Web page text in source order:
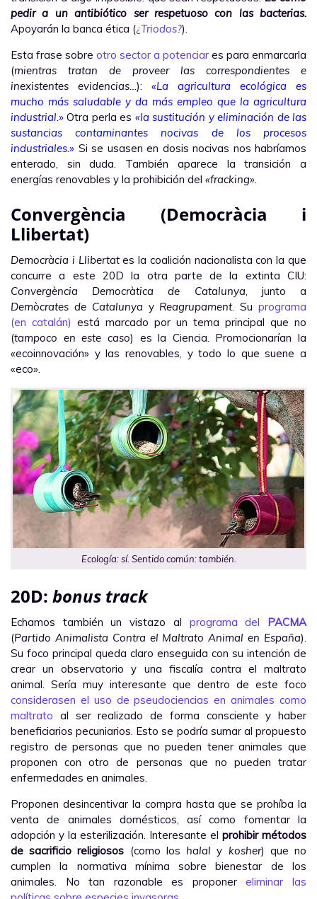
pedir a un antibiótico ser respetuoso con las bacterias.
Apoyarán la banca ética (¿Triodos?).
Esta frase sobre otro sector a potenciar es para enmarcarla
(mientras tratan de proveer las correspondientes e
inexistentes evidencias…): «La agricultura ecológica es
mucho más saludable y da más empleo que la agricultura
industrial.» Otra perla es «la sustitución y eliminación de las
sustancias contaminantes nocivas de los procesos
industriales.» Si se usasen en dosis nocivas nos habríamos
enterado, sin duda. También aparece la transición a
energías renovables y la prohibición del «fracking».
Convergència (Democràcia i
Llibertat)
Democràcia i Llibertates la coalición nacionalista con la que
concurre a este 20D la otra parte de la extinta CIU:
Convergència Democràtica de Catalunya, junto a
Demòcrates de Catalunya y Reagrupament. Suprograma
(en catalán) está marcado por un tema principal que no
(tampoco en este caso) es la Ciencia. Promocionarían la
«ecoinnovación» y las renovables, y todo lo que suene a
«eco».
Ecología: sí. Sentido común: también.
20D: bonus track
Echamos también un vistazo al programa del PACMA
(Partido Animalista Contra el Maltrato Animal en España).
Su foco principal queda claro enseguida con su intención de
crear un observatorio y una fiscalía contra el maltrato
animal. Sería muy interesante que dentro de este foco
considerasen el uso de pseudociencias en animales como
maltrato al ser realizado de forma consciente y haber
beneficiarios pecuniarios. Esto se podría sumar al propuesto
registro de personas que no pueden tener animales que
proponen con otro de personas que no pueden tratar
enfermedades en animales.
Proponen desincentivar la compra hasta que se prohíba la
venta de animales domésticos, así como fomentar la
adopción y la esterilización. Interesante el prohibir métodos
de sacrificio religiosos (como los halal y kosher) que no
cumplen la normativa mínima sobre bienestar de los
animales. No tan razonable es proponereliminar las